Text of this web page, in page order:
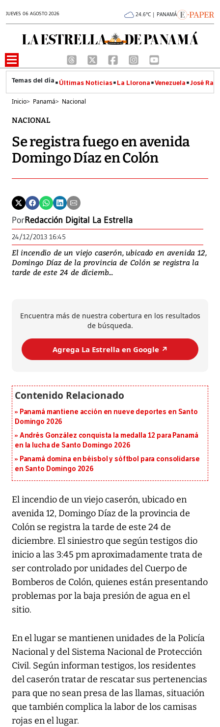
JUEVES 06 AGOSTO 2026 24.6°C | PANAMÁ
Últimas Noticias La Llorona Venezuela José
Inicio> Panamá> Nacional
NACIONAL
Se registra fuego en avenida
Domingo Díaz en Colón
PorRedacción Digital La Estrella
24/12/2013 16:45
El incendio de un viejo caserón, ubicado en avenida 12,
Domingo Díaz de la provincia de Colón se registra la
tarde de este 24 de diciemb...
Encuentra más de nuestra cobertura en los resultados
de búsqueda.
Agrega La Estrella en Google ↗️
Panamá mantiene acción en nueve deportes en Santo
Domingo 2026
Andrés González conquista la medalla 12 para Panamá
en la lucha de Santo Domingo 2026
Panamá domina en béisbol y sóftbol para consolidarse
en Santo Domingo 2026
El incendio de un viejo caserón, ubicado en
avenida 12, Domingo Díaz de la provincia de
Colón se registra la tarde de este 24 de
diciembre. El siniestro que según testigos dio
inicio a las 3:45 pm aproximadamente trata de
ser controlado por unidades del Cuerpo de
Bomberos de Colón, quienes están presentando
problemas por la baja presión de agua en el
sitio.
En el lugar se mantienen unidades de la Policía
Nacional y del Sistema Nacional de Protección
Civil. Según informan testigos, los residentes
del caserón tratar de rescatar sus pertenencias
para que no sean presa de las llamas, situación
que también complica la labor de los camisas
rojas en el lugar.